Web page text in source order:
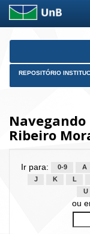
Skip
REPOSITÓRIO
Ribeiro
Ir para: 0-9 A
J
K L
U
ou